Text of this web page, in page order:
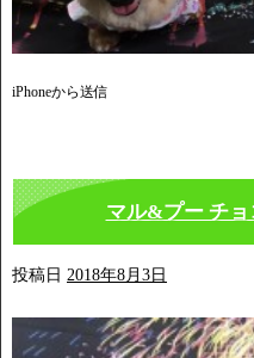
iPhoneから送信
マル&プー チ
投稿日 2018年8月3日